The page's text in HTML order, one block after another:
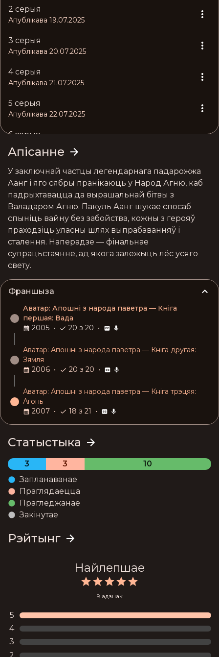
2 серыя
Апублікава 19.07.2025
3 серыя
Апублікава 20.07.2025
4 серыя
Апублікава 21.07.2025
5 серыя
Апублікава 22.07.2025
6 серыя
Апублікава 23.07.2025
7 серыя
Апублікава 24.07.2025
8 серыя
Апублікава 25.07.2025
9 серыя
Апублікава 26.07.2025
10-11 серыя
Апублікава 27.07.2025
12 серыя
13 серыя
Апублікава 30.07.2025
14 серыя
Апублікава 31.07.2025
16 серыя
Апублікава 01.08.2025
17 серыя
18 серыя
Апублікава 03.08.2025
Апісанне
У заключнай частцы легендарнага падарожжа
Аанг і яго сябры пранікаюць у Народ Агню, каб
падрыхтавацца да вырашальнай бітвы з
Валадаром Агню. Пакуль Аанг шукае спосаб
спыніць вайну без забойства, кожны з герояў
праходзіць уласны шлях выпрабаванняў і
сталення. Наперадзе — фінальнае
супрацьстаянне, ад якога залежыць лёс усяго
свету.
Франшыза
Аватар: Апошні з народа паветра — Кніга
першая: Вада
2005 • 20 з 20 •
Аватар: Апошні з народа паветра — Кніга другая:
Зямля
2006 • 20 з 20 •
Аватар: Апошні з народа паветра — Кніга трэцяя:
Агонь
2007 • 18 з 21 •
Статыстыка
3 3
10
Запланаванае
Праглядаецца
Прагледжанае
Закінутае
Рэйтынг
Найлепшае
9 адзнак
5
4
3
2